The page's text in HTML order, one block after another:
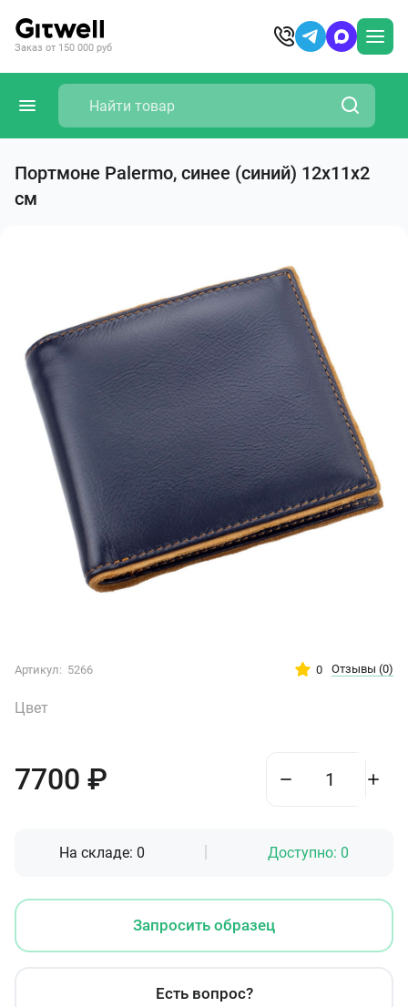
Заказ от 150 000 руб
Портмоне Palermo, синее (синий) 12х11х2
см
Артикул: 5266 0 Отзывы (0)
Цвет
7700 ₽
На складе: 0 Доступно: 0
Запросить образец
Есть вопрос?